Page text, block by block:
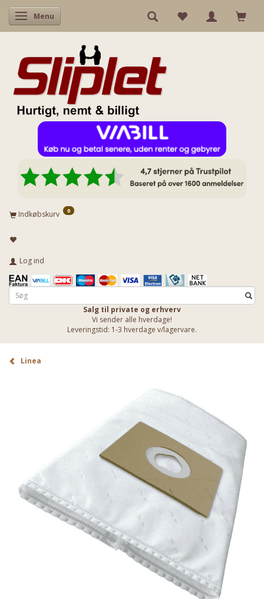
Skifte navigation
Menu
Indkøbskurv 0
Log ind
Salg til private og erhverv
Vi sender alle hverdage!
Leveringstid: 1-3 hverdage v/lagervare.
Linea